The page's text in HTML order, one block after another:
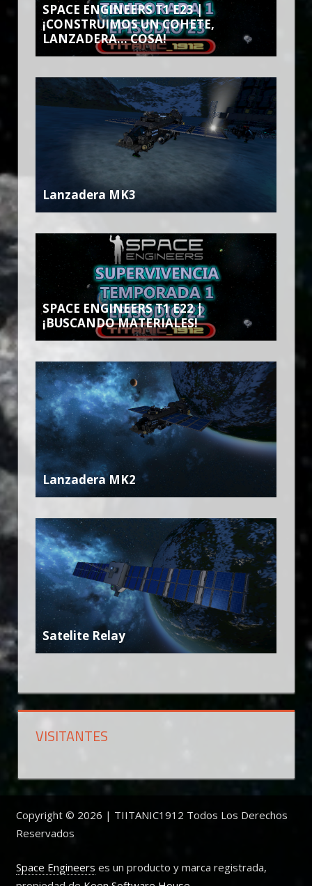
SPACE ENGINEERS T1 E23 |
¡CONSTRUIMOS UN COHETE,
LANZADERA… COSA!
Lanzadera MK3
SPACE ENGINEERS T1 E22 |
¡BUSCANDO MATERIALES!
Lanzadera MK2
Satelite Relay
VISITANTES
Copyright © 2026 | TIITANIC1912 Todos Los Derechos
Reservados
Space Engineers es un producto y marca registrada,